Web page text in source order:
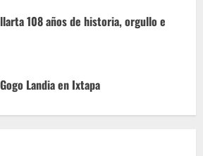
108 años de historia, orgullo e
Landia en Ixtapa